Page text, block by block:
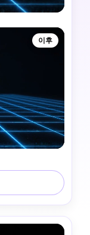
이후